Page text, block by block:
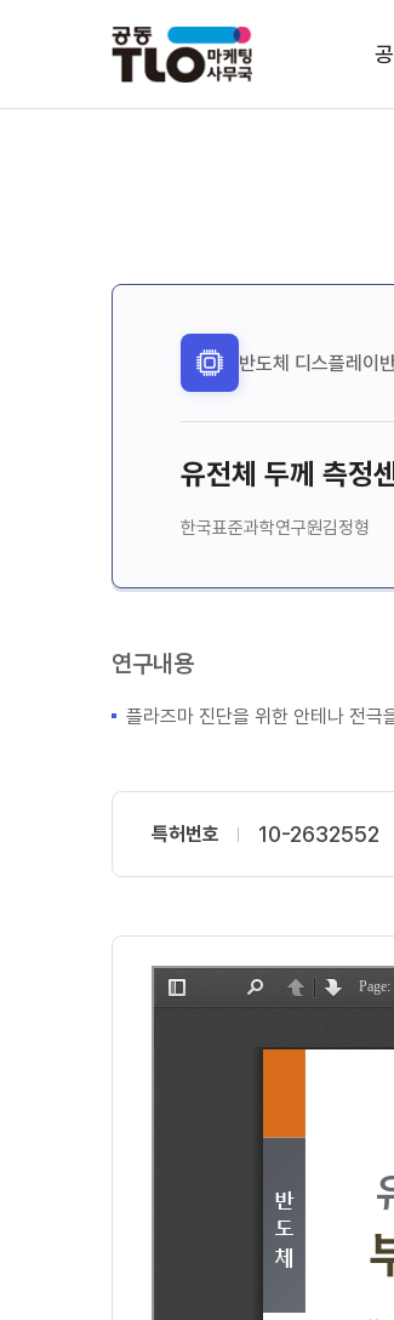
반도체 디스플레이
유전체 두께 측정
한국표준과학연구원김정형
연구내용
플라즈마 진단을 위한 안테나 전극
특허번호 10-2632552